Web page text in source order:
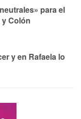
para el
Colón
y en Rafaela lo